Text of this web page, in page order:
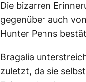
Die bizarren
gegenüber auch
Hunter Penns
Bragalia
zuletzt, da sie